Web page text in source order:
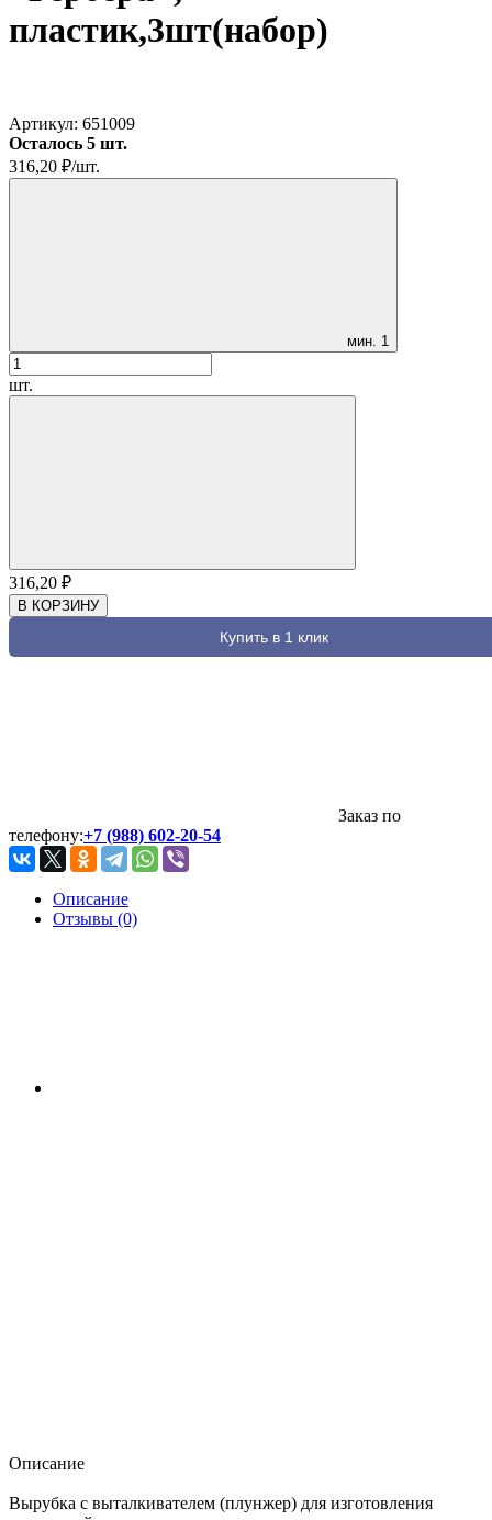
пластик,3шт(набор)
Артикул: 651009
Осталось 5 шт.
316,20 ₽/шт.
мин. 1
шт.
316,20 ₽
В КОРЗИНУ
Купить в 1 клик
Заказ по
телефону:+7 (988) 602-20-54
Описание
Отзывы (0)
Описание
Вырубка с выталкивателем (плунжер) для изготовления